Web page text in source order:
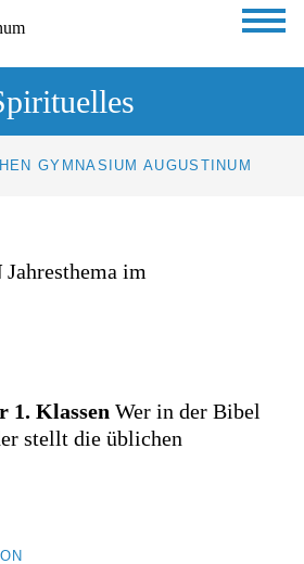
GYMNASIUM AUGUSTINUM
Jahresthema im
1. Klassen Wer in der Bibel
stellt die üblichen